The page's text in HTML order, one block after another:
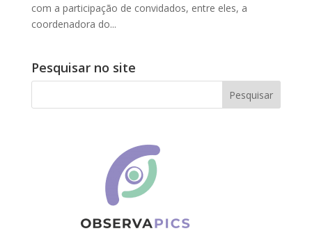
com a participação de convidados, entre eles, a
coordenadora do...
Pesquisar no site